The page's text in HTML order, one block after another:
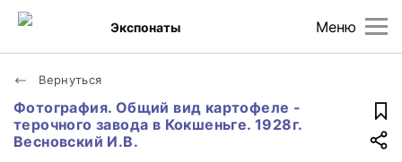
Меню
Экспонаты
Вернуться
Фотография. Общий вид картофеле -
терочного завода в Кокшеньге. 1928г.
Весновский И.В.